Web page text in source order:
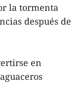
la tormenta
después de
en